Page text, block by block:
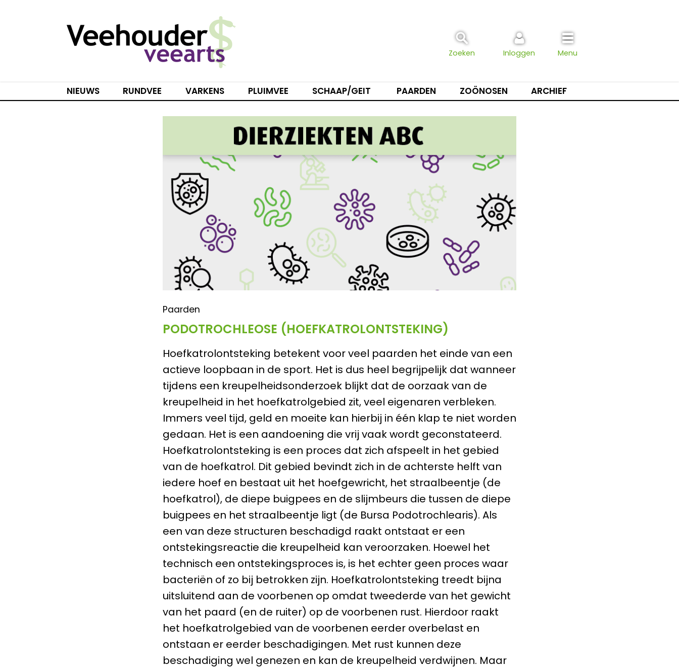
Zoeken Inloggen Menu
NIEUWS RUNDVEE VARKENS PLUIMVEE SCHAAP/GEIT PAARDEN ZOÖNOSEN ARCHIEF
Paarden
PODOTROCHLEOSE (HOEFKATROLONTSTEKING)
Hoefkatrolontsteking betekent voor veel paarden het einde van een
actieve loopbaan in de sport. Het is dus heel begrijpelijk dat wanneer
tijdens een kreupelheidsonderzoek blijkt dat de oorzaak van de
kreupelheid in het hoefkatrolgebied zit, veel eigenaren verbleken.
Immers veel tijd, geld en moeite kan hierbij in één klap te niet worden
gedaan. Het is een aandoening die vrij vaak wordt geconstateerd.
Hoefkatrolontsteking is een proces dat zich afspeelt in het gebied
van de hoefkatrol. Dit gebied bevindt zich in de achterste helft van
iedere hoef en bestaat uit het hoefgewricht, het straalbeentje (de
hoefkatrol), de diepe buigpees en de slijmbeurs die tussen de diepe
buigpees en het straalbeentje ligt (de Bursa Podotrochlearis). Als
een van deze structuren beschadigd raakt ontstaat er een
ontstekingsreactie die kreupelheid kan veroorzaken. Hoewel het
technisch een ontstekingsproces is, is het echter geen proces waar
bacteriën of zo bij betrokken zijn. Hoefkatrolontsteking treedt bijna
uitsluitend aan de voorbenen op omdat tweederde van het gewicht
van het paard (en de ruiter) op de voorbenen rust. Hierdoor raakt
het hoefkatrolgebied van de voorbenen eerder overbelast en
ontstaan er eerder beschadigingen. Met rust kunnen deze
beschadiging wel genezen en kan de kreupelheid verdwijnen. Maar